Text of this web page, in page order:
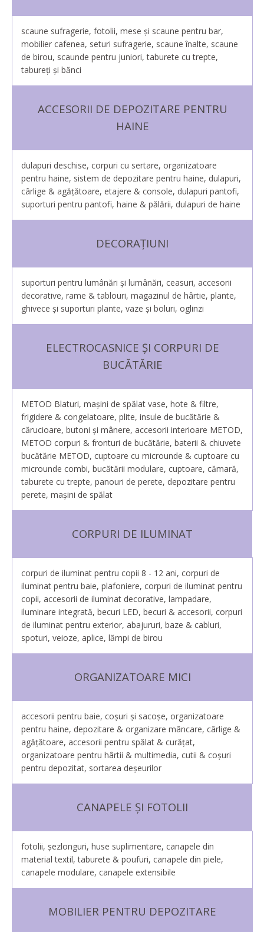
scaune sufragerie, fotolii, mese și scaune pentru bar,
mobilier cafenea, seturi sufragerie, scaune înalte, scaune
de birou, scaunde pentru juniori, taburete cu trepte,
tabureți și bănci
ACCESORII DE DEPOZITARE PENTRU
HAINE
dulapuri deschise, corpuri cu sertare, organizatoare
pentru haine, sistem de depozitare pentru haine, dulapuri,
cârlige & agățătoare, etajere & console, dulapuri pantofi,
suporturi pentru pantofi, haine & pălării, dulapuri de haine
DECORAȚIUNI
suporturi pentru lumânări și lumânări, ceasuri, accesorii
decorative, rame & tablouri, magazinul de hârtie, plante,
ghivece şi suporturi plante, vaze şi boluri, oglinzi
ELECTROCASNICE ȘI CORPURI DE
BUCĂTĂRIE
METOD Blaturi, mașini de spălat vase, hote & filtre,
frigidere & congelatoare, plite, insule de bucătărie &
cărucioare, butoni și mânere, accesorii interioare METOD,
METOD corpuri & fronturi de bucătărie, baterii & chiuvete
bucătărie METOD, cuptoare cu microunde & cuptoare cu
microunde combi, bucătării modulare, cuptoare, cămară,
taburete cu trepte, panouri de perete, depozitare pentru
perete, maşini de spălat
CORPURI DE ILUMINAT
corpuri de iluminat pentru copii 8 - 12 ani, corpuri de
iluminat pentru baie, plafoniere, corpuri de iluminat pentru
copii, accesorii de iluminat decorative, lampadare,
iluminare integrată, becuri LED, becuri & accesorii, corpuri
de iluminat pentru exterior, abajururi, baze & cabluri,
spoturi, veioze, aplice, lămpi de birou
ORGANIZATOARE MICI
accesorii pentru baie, coșuri și sacoșe, organizatoare
pentru haine, depozitare & organizare mâncare, cârlige &
agățătoare, accesorii pentru spălat & curăţat,
organizatoare pentru hârtii & multimedia, cutii & coșuri
pentru depozitat, sortarea deşeurilor
CANAPELE ȘI FOTOLII
fotolii, șezlonguri, huse suplimentare, canapele din
material textil, taburete & poufuri, canapele din piele,
canapele modulare, canapele extensibile
MOBILIER PENTRU DEPOZITARE